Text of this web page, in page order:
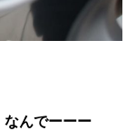
なんでーーー